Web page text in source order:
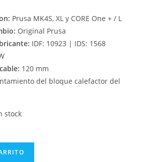
Prusa MK4S, XL y CORE One + / L
Original Prusa
IDF: 10923 | IDS: 1568
120 mm
del bloque calefactor del
stock